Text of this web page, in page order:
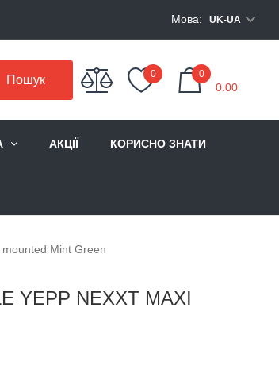
Мова: UK-UA
Пошук 0 0
0.00
АКЦІЇ КОРИСНО ЗНАТИ
mounted Mint Green
NEXXT MAXI